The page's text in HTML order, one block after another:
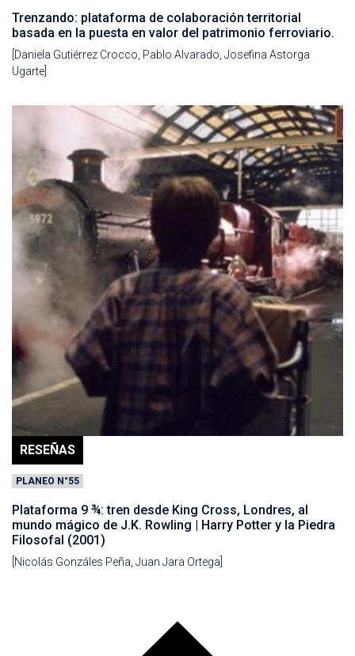
Trenzando: plataforma de colaboración territorial
basada en la puesta en valor del patrimonio ferroviario.
[Daniela Gutiérrez Crocco, Pablo Alvarado, Josefina Astorga
Ugarte]
RESEÑAS
PLANEO N°55
Plataforma 9 ¾: tren desde King Cross, Londres, al
mundo mágico de J.K. Rowling | Harry Potter y la Piedra
Filosofal (2001)
[Nicolás Gonzáles Peña, Juan Jara Ortega]